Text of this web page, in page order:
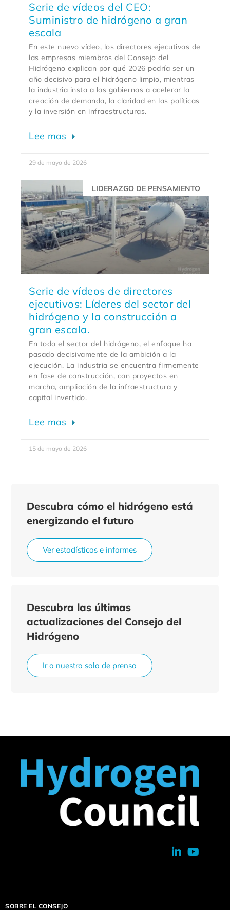
Serie de vídeos del CEO:
Suministro de hidrógeno a gran
escala
En este nuevo vídeo, los directores ejecutivos de
las empresas miembros del Consejo del
Hidrógeno explican por qué 2026 podría ser un
año decisivo para el hidrógeno limpio, mientras
la industria insta a los gobiernos a acelerar la
creación de demanda, la claridad en las políticas
y la inversión en infraestructuras.
Lee mas
29 de mayo de 2026
LIDERAZGO DE PENSAMIENTO
Serie de vídeos de directores
ejecutivos: Líderes del sector del
hidrógeno y la construcción a
gran escala.
En todo el sector del hidrógeno, el enfoque ha
pasado decisivamente de la ambición a la
ejecución. La industria se encuentra firmemente
en fase de construcción, con proyectos en
marcha, ampliación de la infraestructura y
capital invertido.
Lee mas
15 de mayo de 2026
Descubra cómo el hidrógeno está
energizando el futuro
Ver estadísticas e informes
Descubra las últimas
actualizaciones del Consejo del
Hidrógeno
Ir a nuestra sala de prensa
SOBRE EL CONSEJO